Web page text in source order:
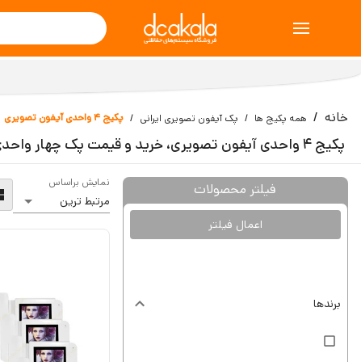
خانه همه پکیج ها پک آیفون تصویری ایرانی پکیج 4 واحدی آیفون تصویری
پکیج 4 واحدی آیفون تصویری، خرید و قیمت پک چهار واحدی آیفون
فیلتر محصولات
اعمال فیلتر
برندها
نمایش براساس